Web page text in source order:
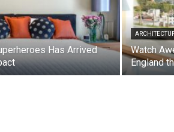
Has Arrived
Watch
England